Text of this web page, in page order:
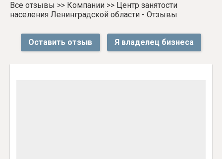
Все отзывы >> Компании >> Центр занятости
населения Ленинградской области - Отзывы
Оставить отзыв Я владелец бизнеса